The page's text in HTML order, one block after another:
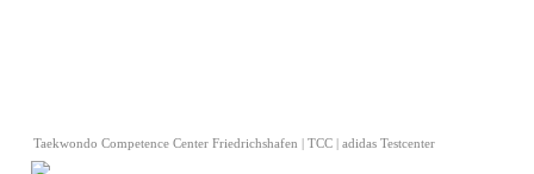
Taekwondo Competence Center Friedrichshafen | TCC | adidas Testcenter